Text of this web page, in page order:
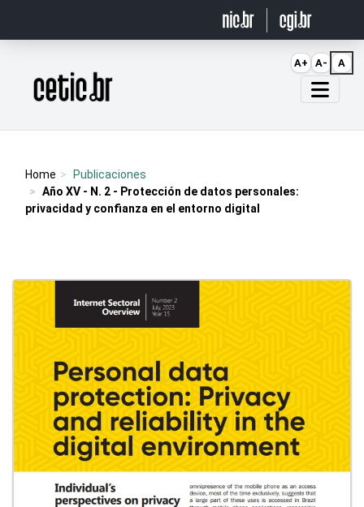
Página inicial
Home
Publicaciones
Año XV - N. 2 - Protección de datos personales:
privacidad y confianza en el entorno digital
A+ A- A